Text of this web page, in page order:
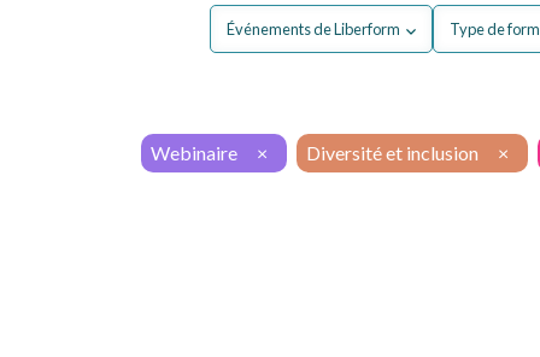
Événements de Liberform Type de
Webinaire × Diversité et inclusion ×